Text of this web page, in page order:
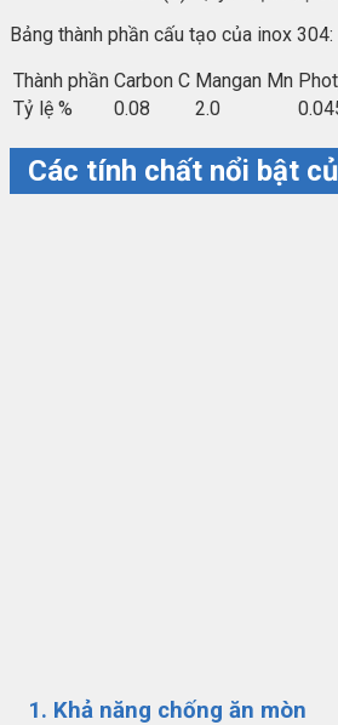
Bảng thành phần cấu tạo của inox 304:
Thành phần Carbon C Mangan Mn
Tỷ lệ %
0.08 2.0
Các tính chất nổi bật
1. Khả năng chống ăn mòn